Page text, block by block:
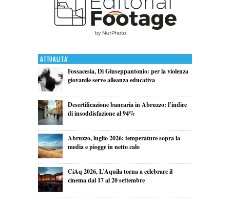
Attualita'
Fossacesia, Di Giuseppantonio: per la violenza
giovanile serve alleanza educativa
Desertificazione bancaria in Abruzzo: l’indice
di insoddisfazione al 94%
Abruzzo, luglio 2026: temperature sopra la
media e piogge in netto calo
CiAq 2026, L’Aquila torna a celebrare il
cinema dal 17 al 20 settembre